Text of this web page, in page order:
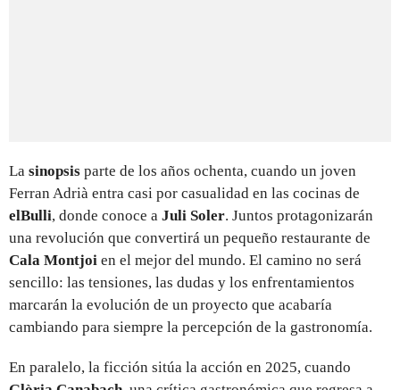
La sinopsis parte de los años ochenta, cuando un joven
Ferran Adrià entra casi por casualidad en las cocinas de
elBulli, donde conoce a Juli Soler. Juntos protagonizarán
una revolución que convertirá un pequeño restaurante de
Cala Montjoi en el mejor del mundo. El camino no será
sencillo: las tensiones, las dudas y los enfrentamientos
marcarán la evolución de un proyecto que acabaría
cambiando para siempre la percepción de la gastronomía.
En paralelo, la ficción sitúa la acción en 2025, cuando